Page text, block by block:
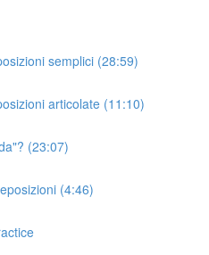
semplici (28:59)
articolate (11:10)
(23:07)
(4:46)